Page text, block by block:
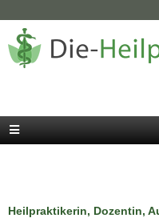
Heilpraktikerin, Dozentin,